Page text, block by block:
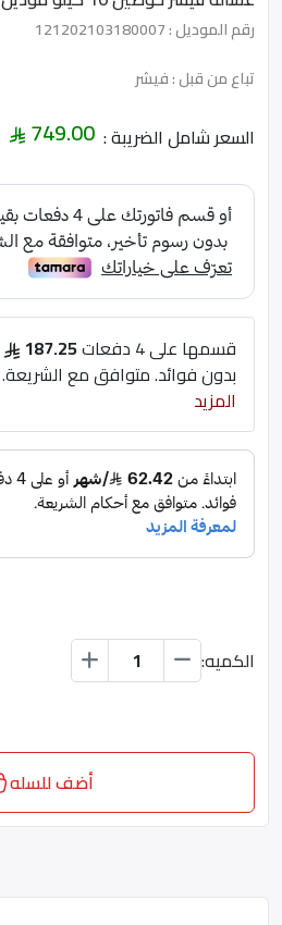
رقم الموديل : 121202103180007
تباع من قبل : فيشر
السعر شامل الضريبة : 749.00
قسمها على 4 دفعات 187.25
بدون فوائد. متوافق مع الشريعة.
المزيد
الكميه:
أضف للسله